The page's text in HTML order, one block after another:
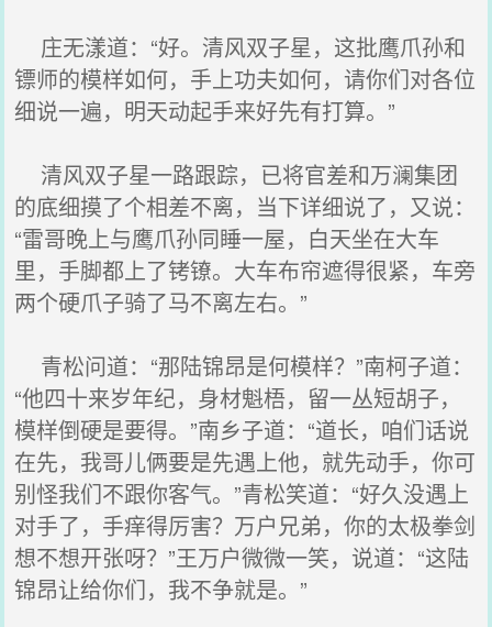
庄无漾道：“好。清风双子星，这批鹰爪孙和
镖师的模样如何，手上功夫如何，请你们对各位
细说一遍，明天动起手来好先有打算。”
清风双子星一路跟踪，已将官差和万澜集团
的底细摸了个相差不离，当下详细说了，又说：
“雷哥晚上与鹰爪孙同睡一屋，白天坐在大车
里，手脚都上了铐镣。大车布帘遮得很紧，车旁
两个硬爪子骑了马不离左右。”
青松问道：“那陆锦昂是何模样？”南柯子道：
“他四十来岁年纪，身材魁梧，留一丛短胡子，
模样倒硬是要得。”南乡子道：“道长，咱们话说
在先，我哥儿俩要是先遇上他，就先动手，你可
别怪我们不跟你客气。”青松笑道：“好久没遇上
对手了，手痒得厉害？万户兄弟，你的太极拳剑
想不想开张呀？”王万户微微一笑，说道：“这陆
锦昂让给你们，我不争就是。”